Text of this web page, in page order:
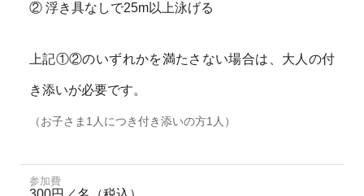
② 浮き具なしで25m以上泳げる
上記①②のいずれかを満たさない場合は、大人の付
き添いが必要です。
（お子さま1人につき付き添いの方1人）
参加費